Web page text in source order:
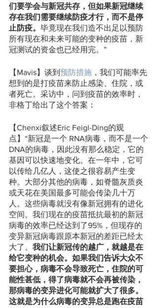
们要学会与新冠共存，但如果新冠继续
存在我们需要继续防疫才行，而不是停
止防疫。 毕竟现在我们造不出足以预防
所有现在和未来可能的变种的疫苗，新
冠测试的资金也已经用完。”
【Mavis】谈到 预防措施 ，我们可能率先
想到的是打疫苗来防止感染、住院，或
者死亡。采访中，问到疫苗的效率时，
非格丁给出了这个答案：
【Chenxi叙述Eric Feigl-Ding的观
点】“新冠是一个 RNA病毒，而不是一个
DNA的病毒，因此没有那么稳定，它的
基因可以快速地变化。在一年中，它可
以传给几亿人，这使之很容易产生变
种。大部分其他的病毒，如脊髓灰质炎
或天花在美国最多可能会传染几十万
人。这些病毒就没有像新冠拥有的进化
空间。我们现在的疫苗抵抗最初的新冠
病毒的效率已经达到了95%，但现存的
变异新冠病毒跟原本新冠的差距已经太
大了。 我们让新冠传的越广，就越是在
给它变种的机会。如果我们告诉大众不
要担心，病毒不会导致死亡，住院的可
能性甚低，得了病毒就不会再被传染，
那病毒的变异进化可能就扩大了很多。
这就是为什么病毒的变异总是跑在疫苗